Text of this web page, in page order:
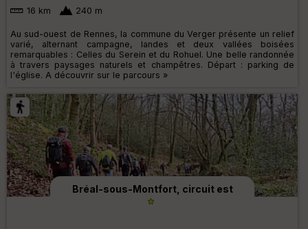
16 km 240 m
Au sud-ouest de Rennes, la commune du Verger présente un relief
varié, alternant campagne, landes et deux vallées boisées
remarquables : Celles du Serein et du Rohuel. Une belle randonnée
à travers paysages naturels et champêtres. Départ : parking de
l'église. A découvrir sur le parcours »
Bréal-sous-Montfort, circuit est